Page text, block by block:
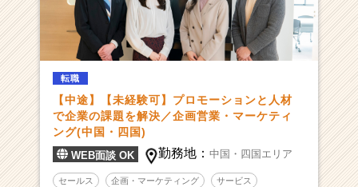
転職
【中途】【未経験可】プロモーションと人材
で企業の課題を解決／企画営業・マーケティ
ング(中国・四国)
WEB面談 OK 勤務地：中国・四国エリア
セールス 企画・マーケティング サービス